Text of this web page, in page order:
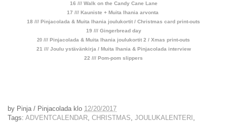
16 /// Walk on the Candy Cane Lane
17 /// Kauniste + Muita Ihania arvonta
18 /// Pinjacolada & Muita Ihania joulukortit / Christmas card print-outs
19 /// Gingerbread day
20 /// Pinjacolada & Muita Ihania joulukortit 2 / Xmas print-outs
21 /// Joulu ystävänkirja / Muita Ihania & Pinjacolada interview
22 /// Pom-pom slippers
by Pinja / Pinjacolada klo 12/20/2017
Tags: ADVENTCALENDAR CHRISTMAS JOULUKALENTERI